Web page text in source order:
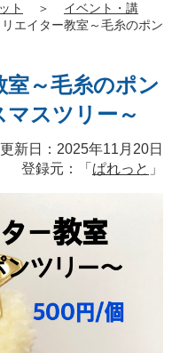
ト ＞
イベント・講
エイター教室～毛糸のポン
～毛糸のポン
スツリー～
新日：2025年11月20日
登録元：「 ぱれっと 」